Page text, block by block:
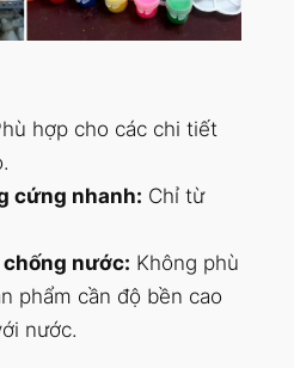
hợp cho các chi tiết
cứng nhanh: Chỉ từ
chống nước: Không phù
phẩm cần độ bền cao
nước.